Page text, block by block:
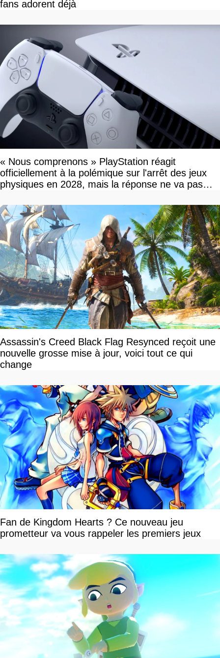
fans adorent déjà
« Nous comprenons » PlayStation réagit
officiellement à la polémique sur l'arrêt des jeux
physiques en 2028, mais la réponse ne va pas
Assassin's Creed Black Flag Resynced reçoit une
nouvelle grosse mise à jour, voici tout ce qui
change
Fan de Kingdom Hearts ? Ce nouveau jeu
prometteur va vous rappeler les premiers jeux